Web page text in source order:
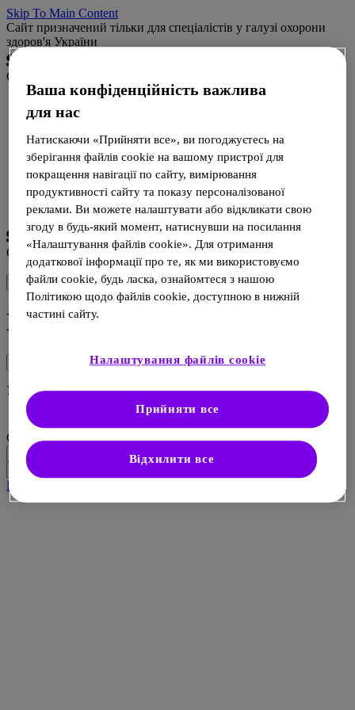
Skip To Main Content
Сайт призначений тільки для спеціалістів у галузі охорони
здоров'я України
Campus
Матеріали для пацієнтів
Препарати
Логін
Реєстрація
Campus
Пошук
Уведіть одне або декілька слів для пошуку
Campus
Юридична довідка
Ваша конфіденційність важлива
для нас
Натискаючи «Прийняти все», ви погоджуєтесь на
зберігання файлів cookie на вашому пристрої для
покращення навігації по сайту, вимірювання
продуктивності сайту та показу персоналізованої
реклами. Ви можете налаштувати або відкликати свою
згоду в будь-який момент, натиснувши на посилання
«Налаштування файлів cookie». Для отримання
додаткової інформації про те, як ми використовуємо
файли cookie, будь ласка, ознайомтеся з нашою
Політикою щодо файлів cookie, доступною в нижній
частині сайту.
Налаштування файлів cookie
Відхилити все
Прийняти все